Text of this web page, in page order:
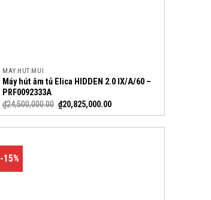
MÁY HÚT MÙI
Máy hút âm tủ Elica HIDDEN 2.0 IX/A/60 –
PRF0092333A
₫24,500,000.00 ₫20,825,000.00
-15%